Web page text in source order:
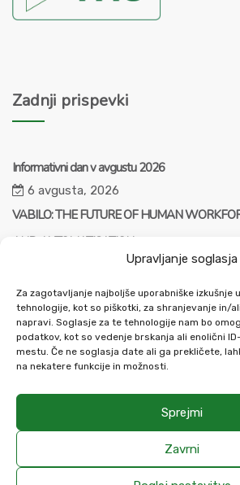
Upravljanje soglasja
Za zagotavljanje najboljše uporabniške izkušnje
tehnologije, kot so piškotki, za shranjevanje in/
napravi. Soglasje za te tehnologije nam bo
podatkov, kot so vedenje brskanja ali enolični
mestu. Če ne soglasja date ali ga prekličete,
na nekatere funkcije in možnosti.
Sprejmi
Zavrni
Zadnji prispevki
Informativni dan v avgustu 2026
6 avgusta, 2026
VABILO: THE FUTURE OF HUMAN
AND AUTOMATISATION
ZAPOSLITEV: Pravnik – vodja enote v
21 julija, 2026